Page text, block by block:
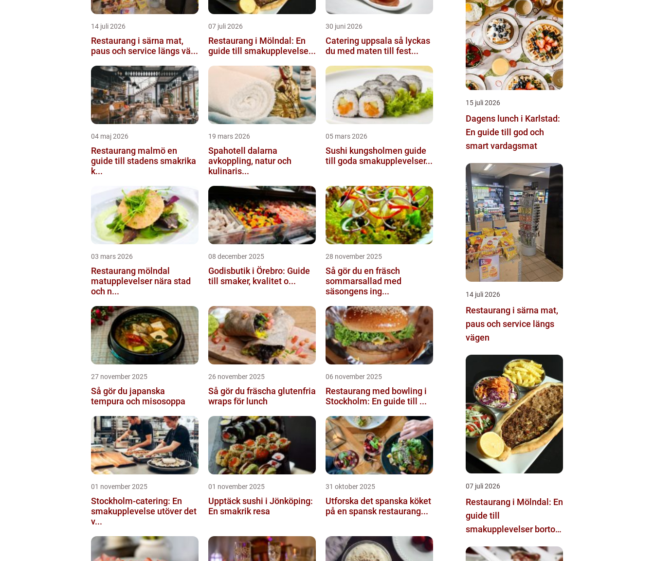
14 juli 2026
Restaurang i särna mat,
paus och service längs vä...
07 juli 2026
Restaurang i Mölndal: En
guide till smakupplevelse...
30 juni 2026
Catering uppsala så lyckas
du med maten till fest...
04 maj 2026
Restaurang malmö en
guide till stadens smakrika
k...
19 mars 2026
Spahotell dalarna
avkoppling, natur och
kulinaris...
05 mars 2026
Sushi kungsholmen guide
till goda smakupplevelser...
03 mars 2026
Restaurang mölndal
matupplevelser nära stad
och n...
08 december 2025
Godisbutik i Örebro: Guide
till smaker, kvalitet o...
28 november 2025
Så gör du en fräsch
sommarsallad med
säsongens ing...
27 november 2025
Så gör du japanska
tempura och misosoppa
26 november 2025
Så gör du fräscha glutenfria
wraps för lunch
06 november 2025
Restaurang med bowling i
Stockholm: En guide till ...
01 november 2025
Stockholm-catering: En
smakupplevelse utöver det
v...
01 november 2025
Upptäck sushi i Jönköping:
En smakrik resa
31 oktober 2025
Utforska det spanska köket
på en spansk restaurang...
15 juli 2026
Dagens lunch i Karlstad:
En guide till god och
smart vardagsmat
14 juli 2026
Restaurang i särna mat,
paus och service längs
vägen
07 juli 2026
Restaurang i Mölndal: En
guide till
smakupplevelser bortom